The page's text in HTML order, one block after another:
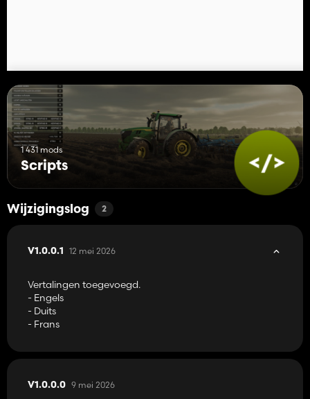
1 431 mods
Scripts
Wijzigingslog 2
V1.0.0.1 12 mei 2026
Vertalingen toegevoegd.
- Engels
- Duits
- Frans
V1.0.0.0 9 mei 2026